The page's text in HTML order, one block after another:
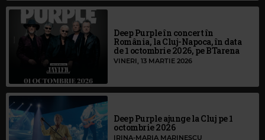
Deep Purple în concert în
România, la Cluj-Napoca, în data
de 1 octombrie 2026, pe BTarena
VINERI, 13 MARTIE 2026
Deep Purple ajunge la Cluj pe 1
octombrie 2026
IRINA-MARIA MARINESCU